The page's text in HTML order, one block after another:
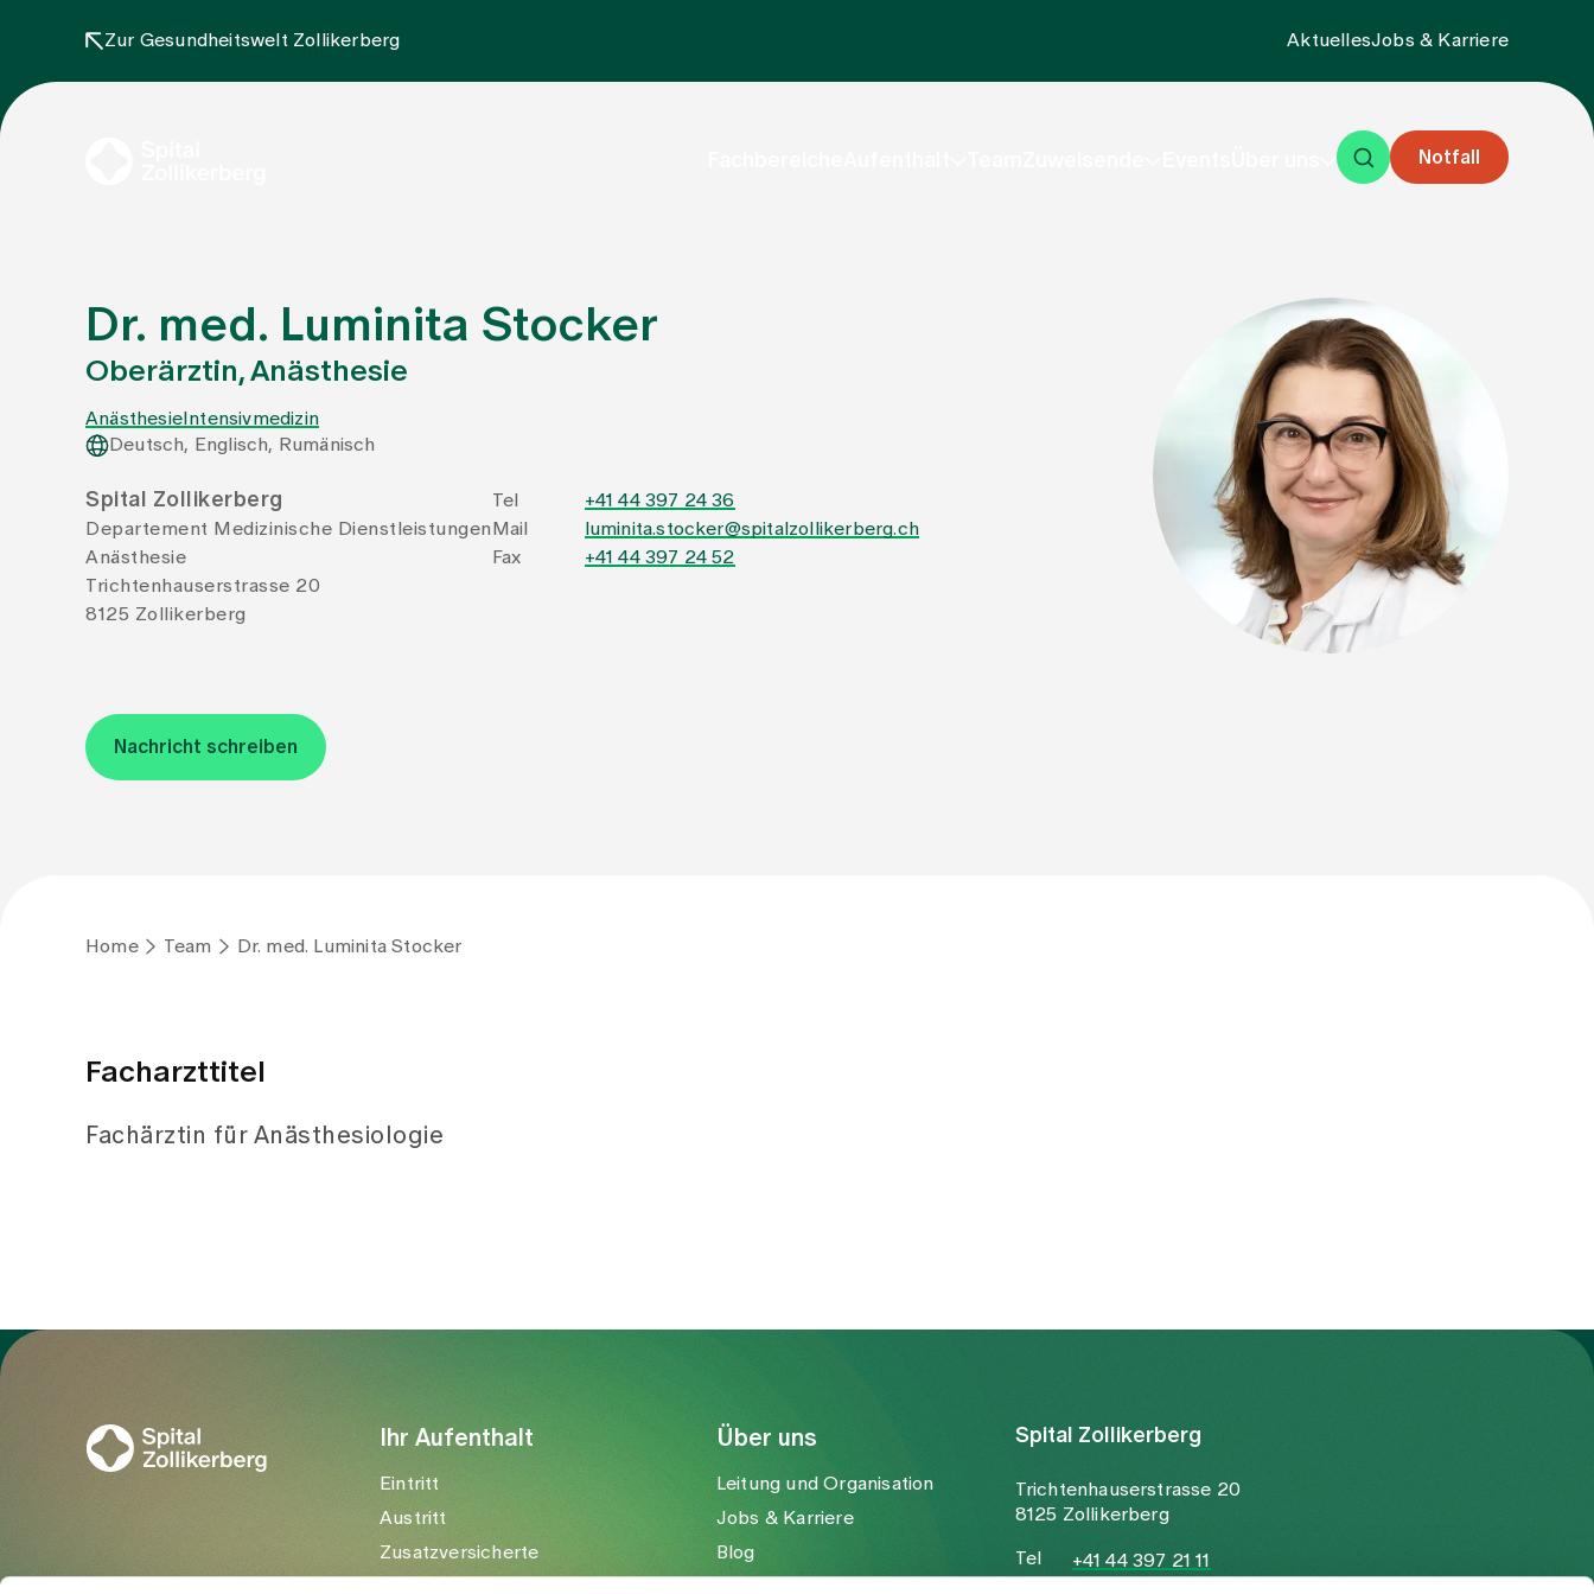
Zur Gesundheitswelt Zollikerberg AktuellesJobs & Karriere
Notfall
Dr. med. Luminita Stocker
Oberärztin, Anästhesie
Anästhesie Intensivmedizin
Deutsch, Englisch, Rumänisch
Spital Zollikerberg
Departement Medizinische Dienstleistungen
Anästhesie
Trichtenhauserstrasse 20
8125 Zollikerberg
Tel
+41 44 397 24 36
Mail
luminita.stocker@spitalzollikerberg.ch
Fax
+41 44 397 24 52
Nachricht schreiben
Home Team Dr. med. Luminita Stocker
Facharzttitel
Fachärztin für Anästhesiologie
Ihr Aufenthalt
Eintritt
Austritt
Zusatzversicherte
Über uns
Leitung und Organisation
Jobs & Karriere
Blog
Spital Zollikerberg
Trichtenhauserstrasse 20
8125 Zollikerberg
Tel
+41 44 397 21 11